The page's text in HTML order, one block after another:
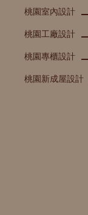
桃園室內設計
桃園工廠設計
桃園專櫃設計
桃園新成屋設計